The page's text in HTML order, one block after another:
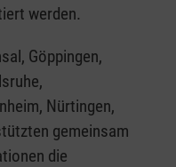
werden.
Göppingen,
Nürtingen,
gemeinsam
die